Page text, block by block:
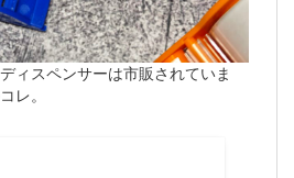
ィスペンサーは市販されていま
レ。